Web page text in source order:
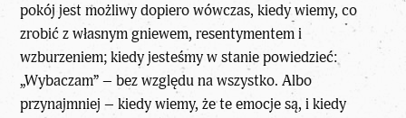
pokój jest możliwy dopiero wówczas, kiedy wiemy, co
zrobić z własnym gniewem, resentymentem i
wzburzeniem; kiedy jesteśmy w stanie powiedzieć:
„Wybaczam” – bez względu na wszystko. Albo
przynajmniej – kiedy wiemy, że te emocje są, i kiedy